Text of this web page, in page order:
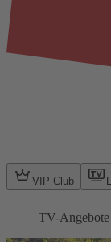
VIP Club
TV-Angebote